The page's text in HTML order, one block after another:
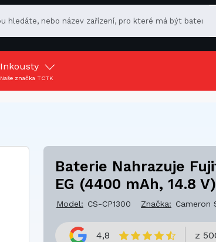
Inkousty
Naše značka TCTK
Baterie Nahrazuje
EG (4400 mAh, 14.8 V)
Model: CS-CP1300 Značka: Cameron
4,8 z